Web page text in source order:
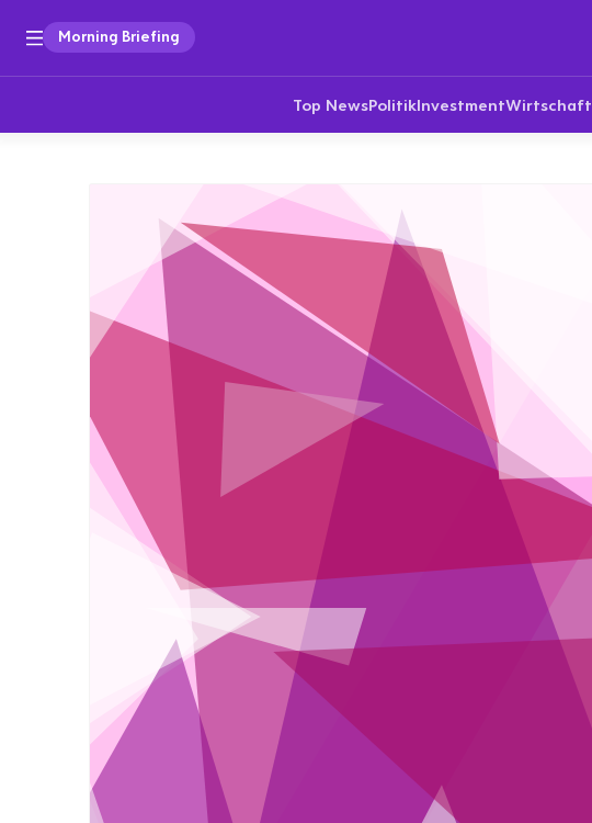
Morning Briefing
Top NewsPolitikInvestmentWirtschaft